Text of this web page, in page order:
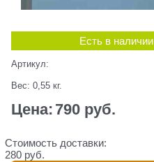
Есть в наличии
Артикул:
Вес: 0,55 кг.
Цена: 790 руб.
Стоимость доставки:
280 руб.